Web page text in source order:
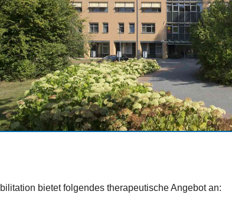
bietet folgendes therapeutische Angebot an: